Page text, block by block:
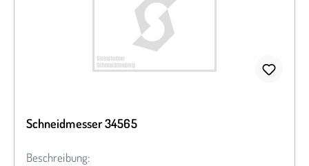
Schneidmesser 34565
Beschreibung: